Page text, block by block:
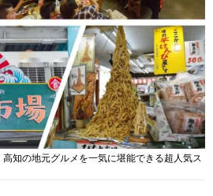
知の地元グルメを一気に堪能できる超人気ス